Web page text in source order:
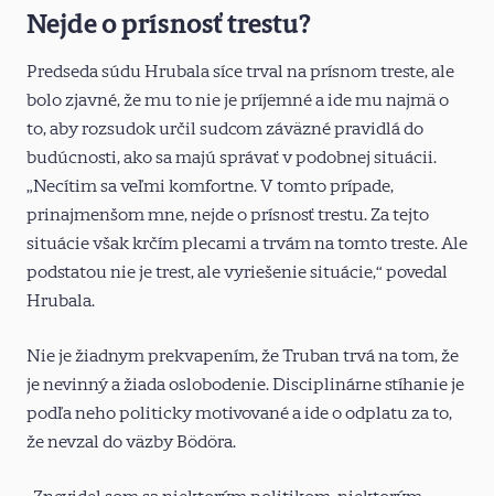
Nejde o prísnosť trestu?
Predseda súdu Hrubala síce trval na prísnom treste, ale
bolo zjavné, že mu to nie je príjemné a ide mu najmä o
to, aby rozsudok určil sudcom záväzné pravidlá do
budúcnosti, ako sa majú správať v podobnej situácii.
„Necítim sa veľmi komfortne. V tomto prípade,
prinajmenšom mne, nejde o prísnosť trestu. Za tejto
situácie však krčím plecami a trvám na tomto treste. Ale
podstatou nie je trest, ale vyriešenie situácie,“ povedal
Hrubala.
Nie je žiadnym prekvapením, že Truban trvá na tom, že
je nevinný a žiada oslobodenie. Disciplinárne stíhanie je
podľa neho politicky motivované a ide o odplatu za to,
že nevzal do väzby Bödöra.